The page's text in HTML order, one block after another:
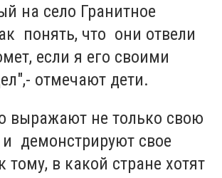
на село Гранитное
понять, что они отвели
если я его своими
отмечают дети.
выражают не только свою
демонстрируют свое
в какой стране хотят